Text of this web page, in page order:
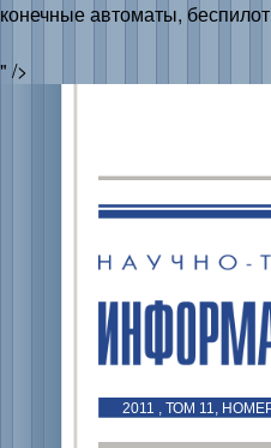
конечные автоматы,
" />
2011 , ТОМ 11,